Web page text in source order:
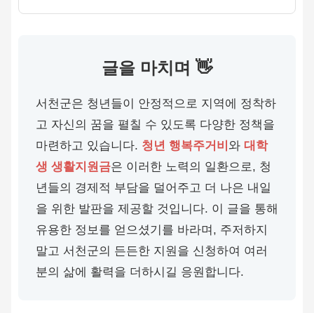
글을 마치며 👋
서천군은 청년들이 안정적으로 지역에 정착하
고 자신의 꿈을 펼칠 수 있도록 다양한 정책을
마련하고 있습니다. 청년 행복주거비 와 대학
생 생활지원금은 이러한 노력의 일환으로, 청
년들의 경제적 부담을 덜어주고 더 나은 내일
을 위한 발판을 제공할 것입니다. 이 글을 통해
유용한 정보를 얻으셨기를 바라며, 주저하지
말고 서천군의 든든한 지원을 신청하여 여러
분의 삶에 활력을 더하시길 응원합니다.